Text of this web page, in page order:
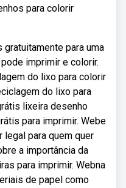
para colorir
para uma
imprimir e colorir.
do lixo para colorir
do lixo para
lixeira desenho
para imprimir. Webe
legal para quem quer
a importância da
para imprimir. Webna
de papel como